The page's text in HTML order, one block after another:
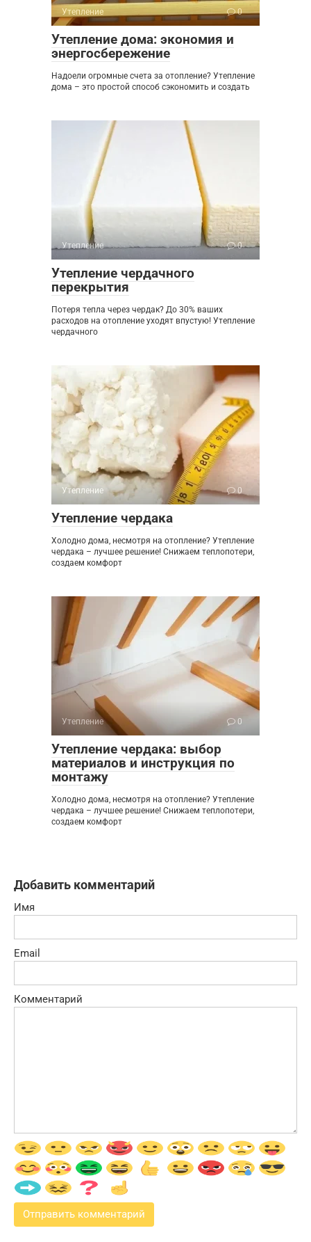
Утепление 0
Утепление дома: экономия и
энергосбережение
Надоели огромные счета за отопление? Утепление
дома – это простой способ сэкономить и создать
Утепление 0
Утепление чердачного
перекрытия
Потеря тепла через чердак? До 30% ваших
расходов на отопление уходят впустую! Утепление
чердачного
Утепление 0
Утепление чердака
Холодно дома, несмотря на отопление? Утепление
чердака – лучшее решение! Снижаем теплопотери,
создаем комфорт
Утепление 0
Утепление чердака: выбор
материалов и инструкция по
монтажу
Холодно дома, несмотря на отопление? Утепление
чердака – лучшее решение! Снижаем теплопотери,
создаем комфорт
Добавить комментарий
Имя
Email
Комментарий